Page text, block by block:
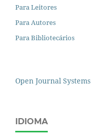
Para Leitores
Para Autores
Para Bibliotecários
Open Journal Systems
IDIOMA